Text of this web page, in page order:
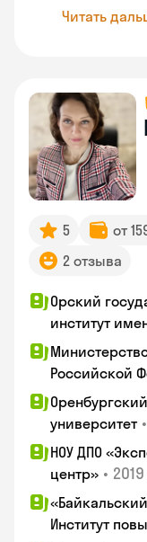
Читать
5 от
2 отзыва
Орский
институт
Российской
университет •
НОУ ДПО
центр» • 2019
Институт